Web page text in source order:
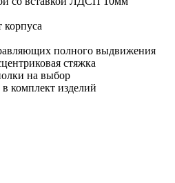
полного выдвижения
стяжка
на выбор
комплект изделий